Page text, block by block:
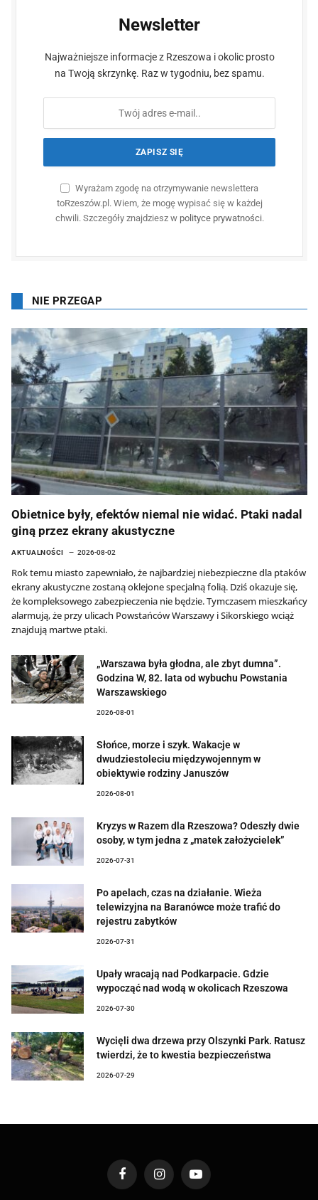
Newsletter
Najważniejsze informacje z Rzeszowa i okolic prosto
na Twoją skrzynkę. Raz w tygodniu, bez spamu.
Wyrażam zgodę na otrzymywanie newslettera
toRzeszów.pl. Wiem, że mogę wypisać się w każdej
chwili. Szczegóły znajdziesz w polityce prywatności.
NIE PRZEGAP
Obietnice były, efektów niemal nie widać. Ptaki nadal
giną przez ekrany akustyczne
AKTUALNOŚCI 2026-08-02
Rok temu miasto zapewniało, że najbardziej niebezpieczne dla ptaków
ekrany akustyczne zostaną oklejone specjalną folią. Dziś okazuje się,
że kompleksowego zabezpieczenia nie będzie. Tymczasem mieszkańcy
alarmują, że przy ulicach Powstańców Warszawy i Sikorskiego wciąż
znajdują martwe ptaki.
„Warszawa była głodna, ale zbyt dumna”.
Godzina W, 82. lata od wybuchu Powstania
Warszawskiego
2026-08-01
Słońce, morze i szyk. Wakacje w
dwudziestoleciu międzywojennym w
obiektywie rodziny Januszów
2026-08-01
Kryzys w Razem dla Rzeszowa? Odeszły dwie
osoby, w tym jedna z „matek założycielek”
2026-07-31
Po apelach, czas na działanie. Wieża
telewizyjna na Baranówce może trafić do
rejestru zabytków
2026-07-31
Upały wracają nad Podkarpacie. Gdzie
wypocząć nad wodą w okolicach Rzeszowa
2026-07-30
Wycięli dwa drzewa przy Olszynki Park. Ratusz
twierdzi, że to kwestia bezpieczeństwa
2026-07-29
FacebookInstagramYouTube